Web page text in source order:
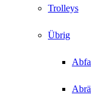
Trolleys
Übrig